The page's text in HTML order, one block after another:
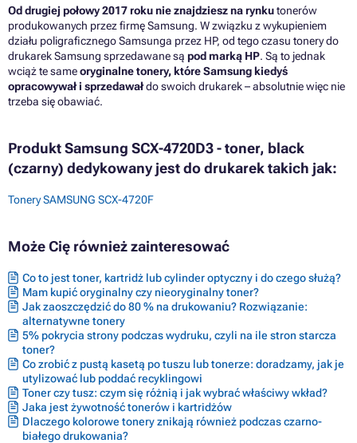
Od drugiej połowy 2017 roku nie znajdziesz na rynkutonerów
produkowanych przez firmę Samsung. W związku z wykupieniem
działu poligraficznego Samsunga przez HP, od tego czasu tonery do
drukarek Samsung sprzedawane są pod marką HP. Są to jednak
wciąż te sameoryginalne tonery, które Samsung kiedyś
opracowywał i sprzedawałdo swoich drukarek – absolutnie więc nie
trzeba się obawiać.
Produkt Samsung SCX-4720D3 - toner, black
(czarny) dedykowany jest do drukarek takich jak:
Tonery SAMSUNG SCX-4720F
Może Cię również zainteresować
Co to jest toner, kartridż lub cylinder optyczny i do czego służą?
Mam kupić oryginalny czy nieoryginalny toner?
Jak zaoszczędzić do 80 % na drukowaniu? Rozwiązanie:
alternatywne tonery
5% pokrycia strony podczas wydruku, czyli na ile stron starcza
toner?
Co zrobić z pustą kasetą po tuszu lub tonerze: doradzamy, jak je
utylizować lub poddać recyklingowi
Toner czy tusz: czym się różnią i jak wybrać właściwy wkład?
Jaka jest żywotność tonerów i kartridżów
Dlaczego kolorowe tonery znikają również podczas czarno-
białego drukowania?